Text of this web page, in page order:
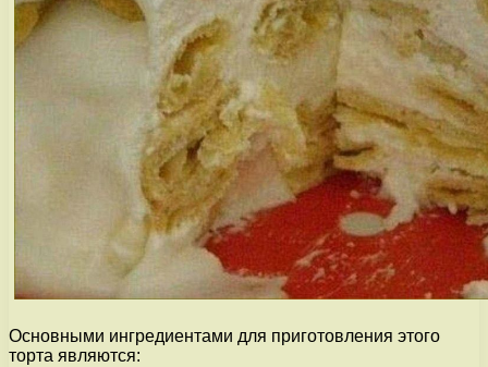
Основными ингредиентами для приготовления этого
торта являются: